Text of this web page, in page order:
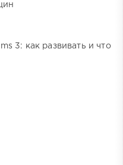
3: как развивать и что